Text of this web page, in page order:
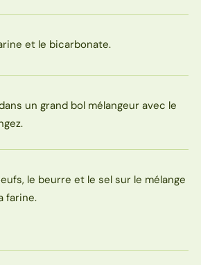
et le bicarbonate.
un grand bol mélangeur avec le
le beurre et le sel sur le mélange
farine.